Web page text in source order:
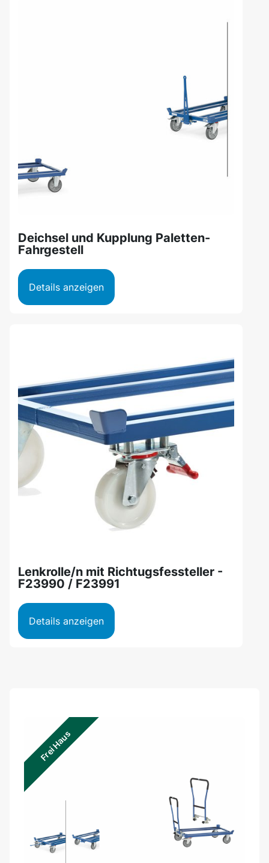
Deichsel und Kupplung Paletten-
Fahrgestell
Details anzeigen
Lenkrolle/n mit Richtugsfessteller -
F23990 / F23991
Details anzeigen
Frei Haus